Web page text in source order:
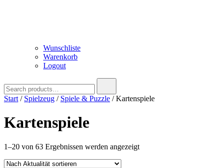
Wunschliste
Warenkorb
Logout
for:
Start / Spielzeug / Spiele & Puzzle / Kartenspiele
Kartenspiele
1–20 von 63 Ergebnissen werden angezeigtNach